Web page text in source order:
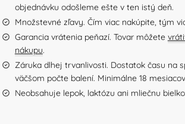
objednávku odošleme ešte v ten istý deň.
Množstevné zľavy. Čím viac nakúpite, tým
Garancia vrátenia peňazí. Tovar môžete
nákupu.
Záruka dlhej trvanlivosti. Dostatok času na
väčšom počte balení. Minimálne 18
Neobsahuje lepok, laktózu ani mliečnu